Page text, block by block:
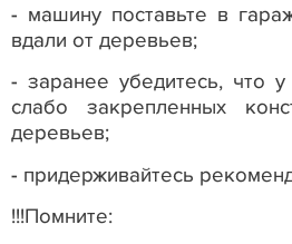
- машину поставьте в
вдали от деревьев;
- заранее убедитесь, что
слабо закрепленных
деревьев;
- придерживайтесь
!!!Помните: